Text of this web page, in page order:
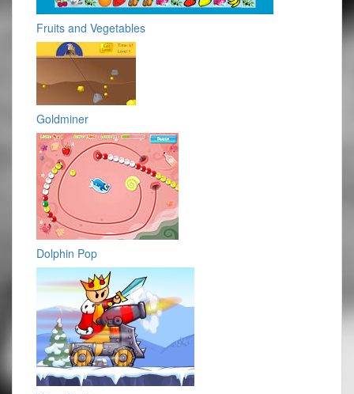
Fruits and Vegetables
Goldminer
Dolphin Pop